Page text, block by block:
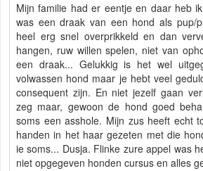
Mijn familie had er eentje en daar heb
was een draak van een hond als pup/
heel erg snel overprikkeld en dan
hangen, ruw willen spelen, niet van
een draak... Gelukkig is het wel
volwassen hond maar je hebt veel
consequent zijn. En niet jezelf gaan
zeg maar, gewoon de hond goed
soms een asshole. Mijn zus heeft echt
handen in het haar gezeten met die
ie soms... Dusja. Flinke zure appel was
niet opgegeven honden cursus en alles